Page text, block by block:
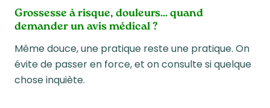
Grossesse à risque, douleurs… quand
demander un avis médical ?
Même douce, une pratique reste une pratique. On
évite de passer en force, et on consulte si quelque
chose inquiète.